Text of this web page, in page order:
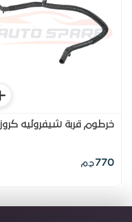
خرطوم قربة شيفروليه كروز
770 ج.م